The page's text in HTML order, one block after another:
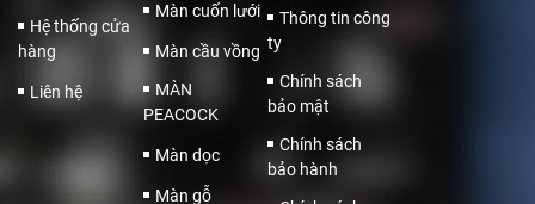
Hệ thống cửa
hàng
Liên hệ
Màn cuốn lưới
Màn cầu vồng
MÀN
PEACOCK
Màn dọc
Màn gỗ
Thông tin công
ty
Chính sách
bảo mật
Chính sách
bảo hành